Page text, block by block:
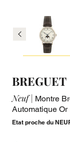
BREGUET
Neuf | Montre
Automatique
Etat proche du